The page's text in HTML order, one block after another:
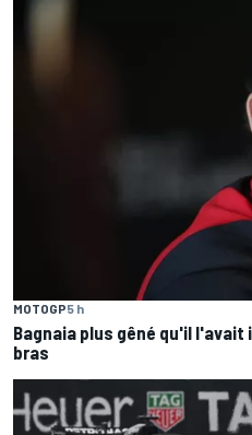
MOTOGP5 h
Bagnaia plus gêné qu'il
bras